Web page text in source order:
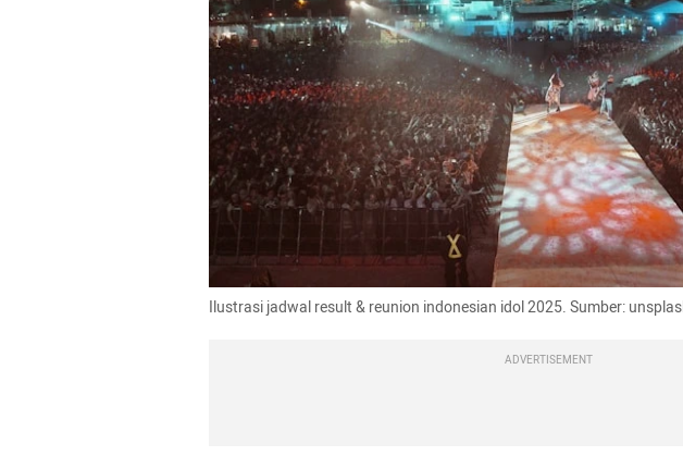
Ilustrasi jadwal result & reunion indonesian idol 2025. Sumber:
ADVERTISEMENT